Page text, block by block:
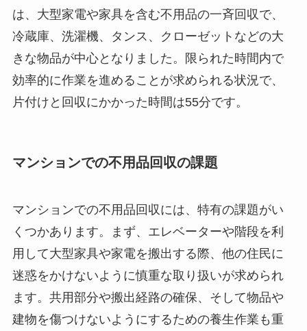
は、大型家電や家具を含む不用品の一斉回収で、
冷蔵庫、洗濯機、タンス、クローゼットなどの大
きな物品が中心となりました。限られた時間内で
効率的に作業を進めることが求められる状況で、
片付けと回収にかかった時間は55分です。
マンションでの不用品回収の課題
マンションでの不用品回収には、特有の課題がい
くつかあります。まず、エレベーターや階段を利
用して大型家具や家電を搬出する際、他の住民に
迷惑をかけないように慎重な取り扱いが求められ
ます。共用部分や搬出経路の確保、そして物品や
建物を傷つけないようにするための養生作業も重